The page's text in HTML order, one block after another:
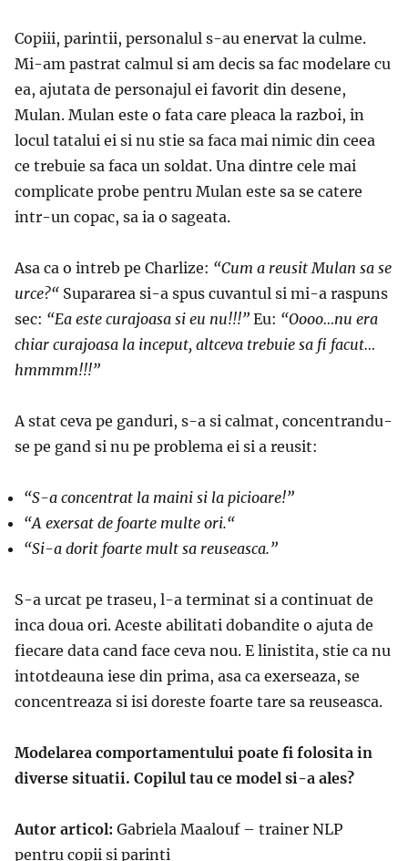
Copiii, parintii, personalul s-au enervat la culme.
Mi-am pastrat calmul si am decis sa fac modelare cu
ea, ajutata de personajul ei favorit din desene,
Mulan. Mulan este o fata care pleaca la razboi, in
locul tatalui ei si nu stie sa faca mai nimic din ceea
ce trebuie sa faca un soldat. Una dintre cele mai
complicate probe pentru Mulan este sa se catere
intr-un copac, sa ia o sageata.
Asa ca o intreb pe Charlize: “Cum a reusit Mulan sa se
urce?“ Supararea si-a spus cuvantul si mi-a raspuns
sec: “Ea este curajoasa si eu nu!!!” Eu: “Oooo…nu era
chiar curajoasa la inceput, altceva trebuie sa fi facut…
hmmmm!!!”
A stat ceva pe ganduri, s-a si calmat, concentrandu-
se pe gand si nu pe problema ei si a reusit:
“S-a concentrat la maini si la picioare!”
“A exersat de foarte multe ori.“
“Si-a dorit foarte mult sa reuseasca.”
S-a urcat pe traseu, l-a terminat si a continuat de
inca doua ori. Aceste abilitati dobandite o ajuta de
fiecare data cand face ceva nou. E linistita, stie ca nu
intotdeauna iese din prima, asa ca exerseaza, se
concentreaza si isi doreste foarte tare sa reuseasca.
Modelarea comportamentului poate fi folosita in
diverse situatii. Copilul tau ce model si-a ales?
Autor articol: Gabriela Maalouf – trainer NLP
pentru copii si parinti